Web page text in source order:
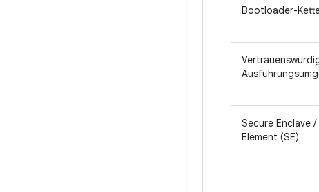
Bootloader-
Secure Enclave
Element (SE)